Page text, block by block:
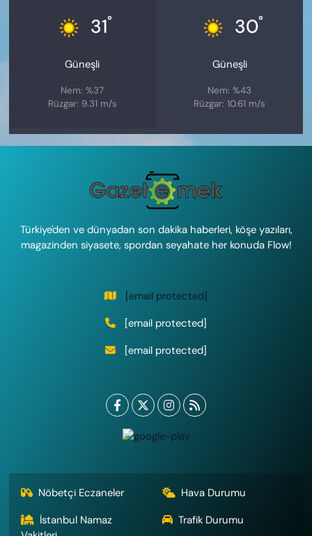
31°
Güneşli
Nem: %37
Rüzgar: 9.31 m/s
30°
Güneşli
Nem: %43
Rüzgar: 10.61 m/s
Türkiye'den ve dünyadan son dakika haberleri, köşe yazıları,
magazinden siyasete, spordan seyahate her konuda Flow!
[email protected]
[email protected]
[email protected]
Nöbetçi Eczaneler
Hava Durumu
İstanbul Namaz
Trafik Durumu